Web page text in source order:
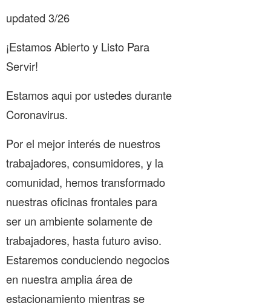
updated 3/26
¡Estamos Abierto y Listo Para
Servir!
Estamos aqui por ustedes durante
Coronavirus.
Por el mejor interés de nuestros
trabajadores, consumidores, y la
comunidad, hemos transformado
nuestras oficinas frontales para
ser un ambiente solamente de
trabajadores, hasta futuro aviso.
Estaremos conduciendo negocios
en nuestra amplia área de
estacionamiento mientras se